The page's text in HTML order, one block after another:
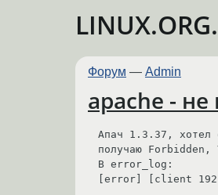
Форум — Admin
apache - не
Апач 1.3.37, хотел
получаю
В error_log:
[error] [client